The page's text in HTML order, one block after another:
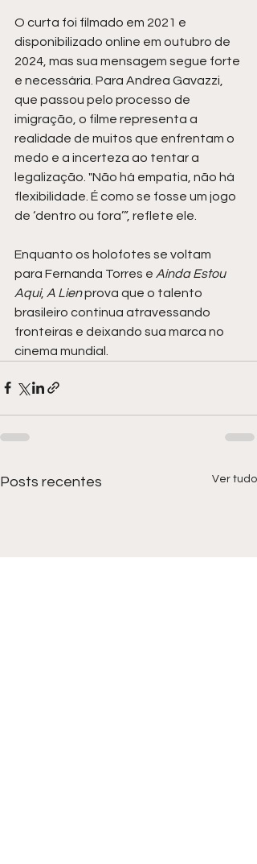
O curta foi filmado em 2021 e
disponibilizado online em outubro de
2024, mas sua mensagem segue forte
e necessária. Para Andrea Gavazzi,
que passou pelo processo de
imigração, o filme representa a
realidade de muitos que enfrentam o
medo e a incerteza ao tentar a
legalização. "Não há empatia, não há
flexibilidade. É como se fosse um jogo
de ‘dentro ou fora’”, reflete ele.
Enquanto os holofotes se voltam
para Fernanda Torres e Ainda Estou
Aqui, A Lien prova que o talento
brasileiro continua atravessando
fronteiras e deixando sua marca no
cinema mundial.
Posts recentes Ver tudo